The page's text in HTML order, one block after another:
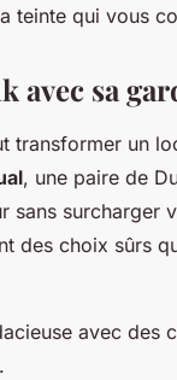
teinte qui vous
avec sa
transformer un
, une paire de
sans surcharger
des choix sûrs
avec des